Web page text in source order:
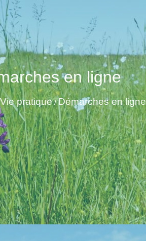
en ligne
Vie pratique/Démarches en ligne